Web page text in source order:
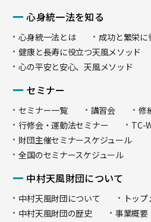
心身統一法を知る
心身統一法とは
成功と繁栄に
健康と長寿に役立つ天風メソッド
心の平安と安心、天風メソッド
セミナー
セミナー一覧 講習会
修
行修会・運動法セミナー
TC-
財団主催セミナースケジュール
全国のセミナースケジュール
中村天風財団について
中村天風財団について
トッ
中村天風財団の歴史
事業概要